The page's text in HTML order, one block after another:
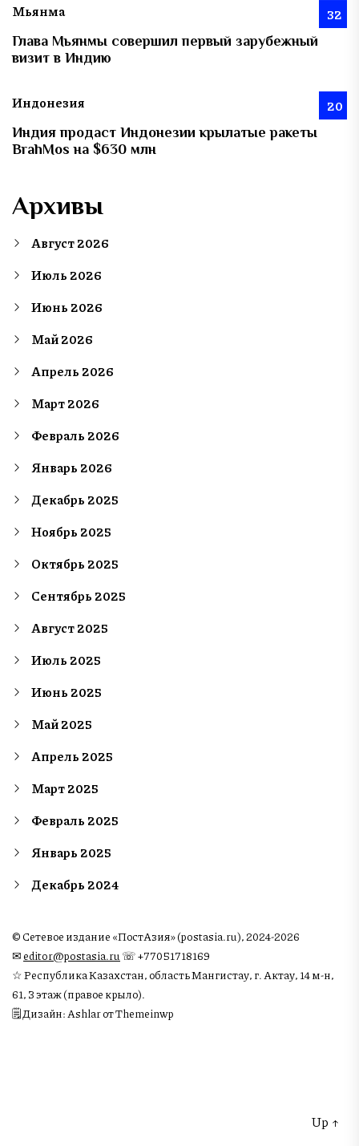
Мьянма 32
Глава Мьянмы совершил первый зарубежный
визит в Индию
Индонезия 20
Индия продаст Индонезии крылатые ракеты
BrahMos на $630 млн
Архивы
Август 2026
Июль 2026
Июнь 2026
Май 2026
Апрель 2026
Март 2026
Февраль 2026
Январь 2026
Декабрь 2025
Ноябрь 2025
Октябрь 2025
Сентябрь 2025
Август 2025
Июль 2025
Июнь 2025
Май 2025
Апрель 2025
Март 2025
Февраль 2025
Январь 2025
Декабрь 2024
© Сетевое издание «ПостАзия» (postasia.ru), 2024-2026
✉︎editor@postasia.ru ☏ +77051718169
☆ Республика Казахстан, область Мангистау, г. Актау, 14 м-н,
61, 3 этаж (правое крыло).
🗒 Дизайн: Ashlar от Themeinwp
Up ↑